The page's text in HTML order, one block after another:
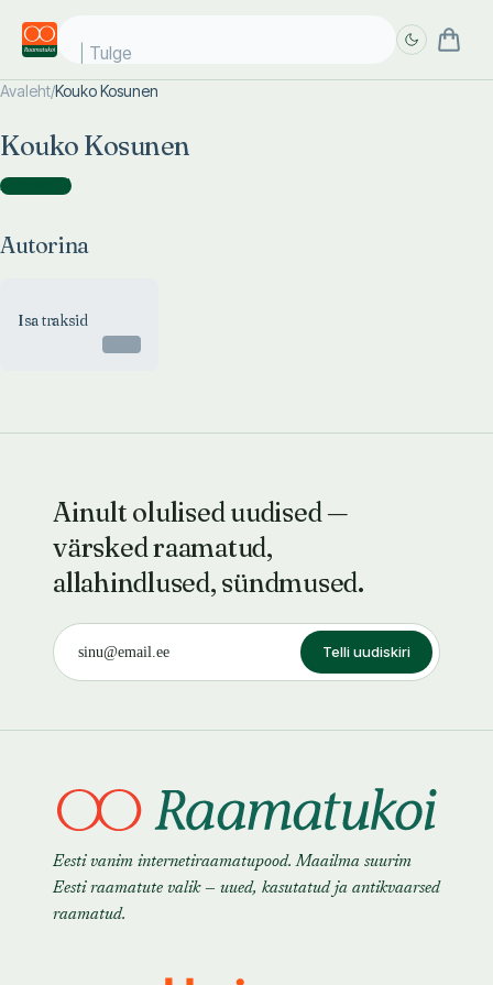
Tulge
Avaleht/Kouko Kosunen
Kouko Kosunen
Autorina )
Autorina
Isa traksid
Ainult olulised uudised —
värsked raamatud,
allahindlused, sündmused.
Telli uudiskiri
Eesti vanim internetiraamatupood. Maailma suurim
Eesti raamatute valik — uued, kasutatud ja antikvaarsed
raamatud.